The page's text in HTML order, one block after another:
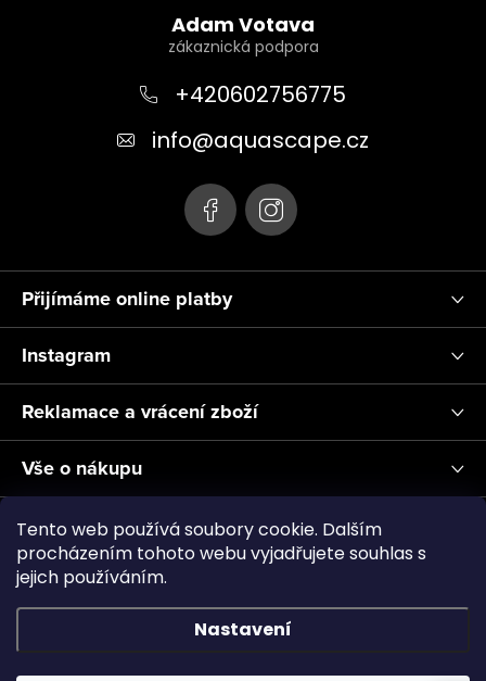
Tento web používá soubory cookie. Dalším
procházením tohoto webu vyjadřujete souhlas s
jejich používáním.
Nastavení
Přijímáme online platby
Adam Votava
+420602756775
info@aquascape.cz
Instagram
Reklamace a vrácení zboží
Vše o nákupu
Informace pro Vás
Realizace a servis akvárií ↗